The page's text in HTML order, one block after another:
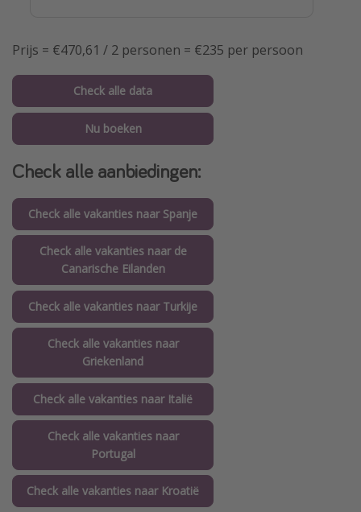
Prijs = €470,61 / 2 personen = €235 per persoon
Check alle data
Nu boeken
Check alle aanbiedingen:
Check alle vakanties naar Spanje
Check alle vakanties naar de
Canarische Eilanden
Check alle vakanties naar Turkije
Check alle vakanties naar
Griekenland
Check alle vakanties naar Italië
Check alle vakanties naar
Portugal
Check alle vakanties naar Kroatië